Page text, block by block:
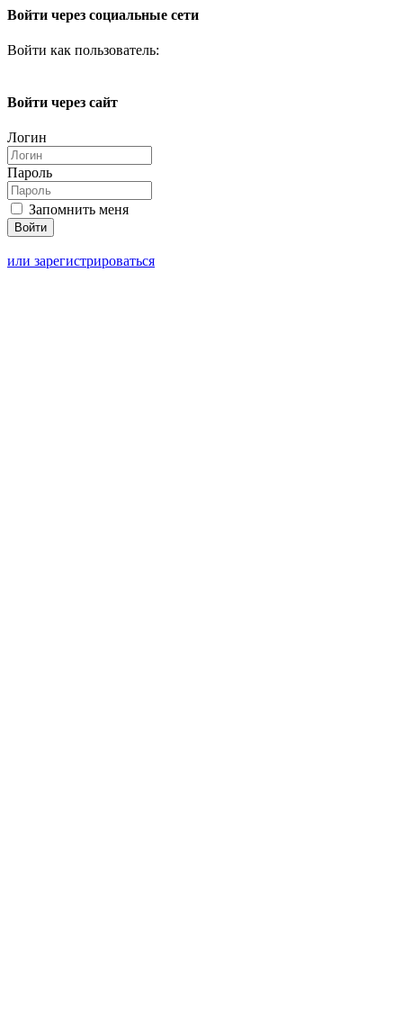
Войти через социальные сети
Войти как пользователь:
Войти через сайт
Логин
Пароль
Запомнить меня
или зарегистрироваться